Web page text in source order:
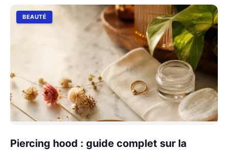
BEAUTÉ
Piercing hood : guide complet sur la